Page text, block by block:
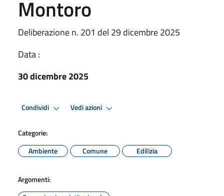
Montoro
Deliberazione n. 201 del 29 dicembre 2025
Data :
30 dicembre 2025
Condividi Vedi azioni
Categorie:
Ambiente
Comune Edilizia
Argomenti: